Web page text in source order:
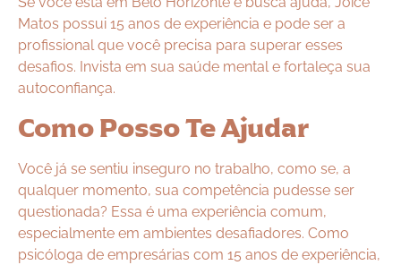
Matos possui 15 anos de experiência e pode ser a
profissional que você precisa para superar esses
desafios. Invista em sua saúde mental e fortaleça sua
autoconfiança.
Como Posso Te Ajudar
Você já se sentiu inseguro no trabalho, como se, a
qualquer momento, sua competência pudesse ser
questionada? Essa é uma experiência comum,
especialmente em ambientes desafiadores. Como
psicóloga de empresárias com 15 anos de experiência,